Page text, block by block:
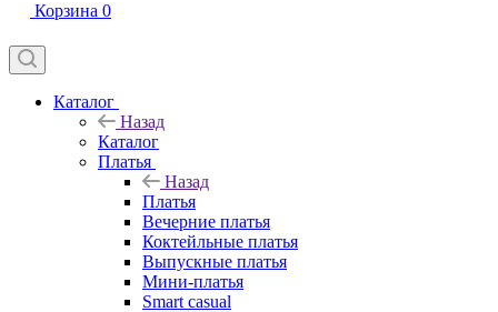
Корзина 0
Каталог
Назад
Каталог
Платья
Назад
Платья
Вечерние платья
Коктейльные платья
Выпускные платья
Мини-платья
Smart casual